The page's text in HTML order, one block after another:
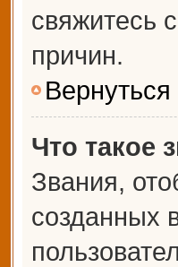
свяжитесь
причин.
Что такое
Звания,
созданных